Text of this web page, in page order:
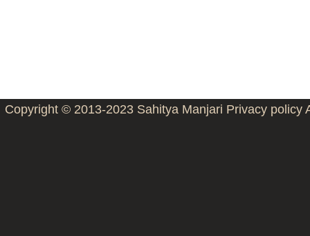
Copyright © 2013-2023 Sahitya Manjari Privacy policy